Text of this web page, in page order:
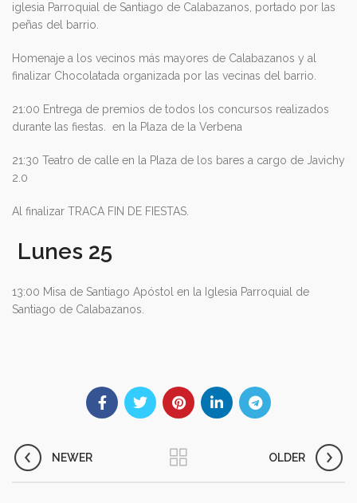
iglesia Parroquial de Santiago de Calabazanos, portado por las
peñas del barrio.
Homenaje a los vecinos más mayores de Calabazanos y al
finalizar Chocolatada organizada por las vecinas del barrio.
21:00 Entrega de premios de todos los concursos realizados
durante las fiestas. en la Plaza de la Verbena
21:30 Teatro de calle en la Plaza de los bares a cargo de Javichy
2.0
Al finalizar TRACA FIN DE FIESTAS.
Lunes 25
13:00 Misa de Santiago Apóstol en la Iglesia Parroquial de
Santiago de Calabazanos.
NEWER OLDER